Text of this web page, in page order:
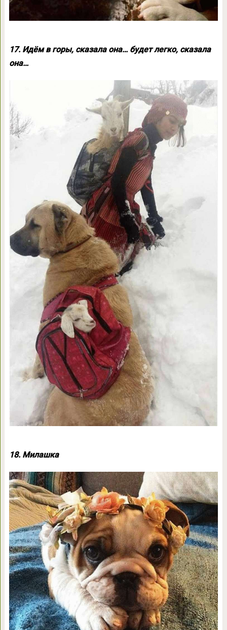
17. Идём в горы, сказала она… будет легко, сказала
она…
18. Милашка